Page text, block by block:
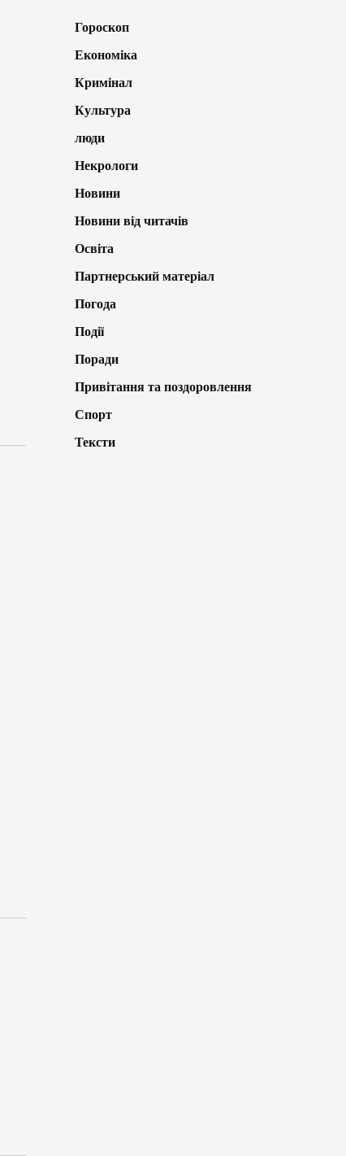
Гороскоп
Економіка
Кримінал
Культура
люди
Некрологи
Новини
Новини від читачів
Освіта
Партнерський матеріал
Погода
Події
Поради
Привітання та поздоровлення
Спорт
Тексти